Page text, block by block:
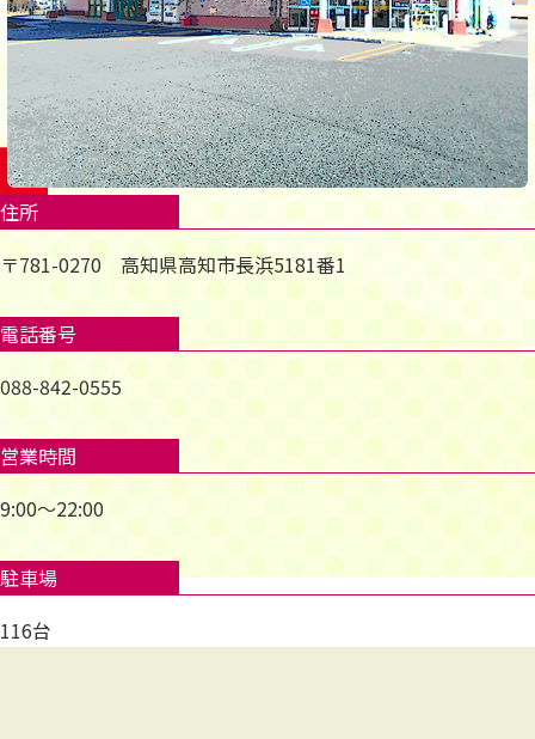
住所
〒781-0270 高知県高知市長浜5181番1
電話番号
088-842-0555
営業時間
9:00～22:00
駐車場
116台